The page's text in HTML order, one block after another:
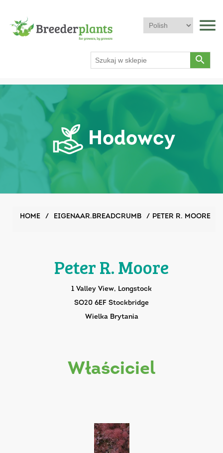
menu
search
Hodowcy
HOME / EIGENAAR.BREADCRUMB / PETER R. MOORE
Peter R. Moore
1 Valley View, Longstock
SO20 6EF Stockbridge
Wielka Brytania
właściciel